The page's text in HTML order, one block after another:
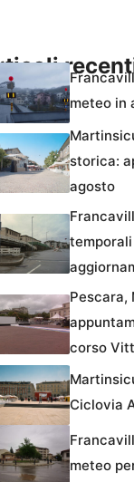
meteo in
storica:
agosto
Pescara,
corso
Ciclovia
meteo